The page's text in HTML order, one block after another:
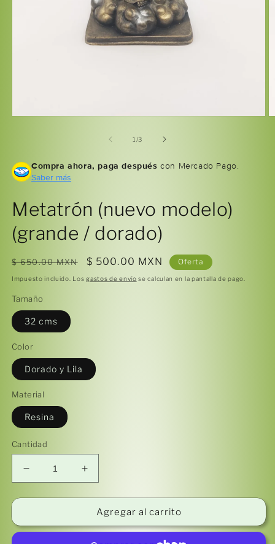
una
ventana
1 /de
3
Compra ahora, paga después con Mercado Pago.
Saber más
Metatrón (nuevo modelo)
(grande / dorado)
Precio
habitual
$ 650.00 MXN
Precio
de
$ 500.00 MXN Oferta
Impuesto incluido. Losgastos de envío se calculan en la pantalla de pago.
Tamaño
32 cms
Color
Dorado y Lila
Material
Resina
Cantidad
Reducir
cantidad
para
(nuevo
Aumentar
cantidad
para
Metatrón
(nuevo
Agregar al carrito